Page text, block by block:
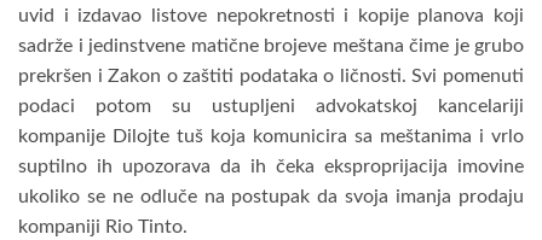
uvid i izdavao listove nepokretnosti i kopije planova koji
sadrže i jedinstvene matične brojeve meštana čime je grubo
prekršen i Zakon o zaštiti podataka o ličnosti. Svi pomenuti
podaci potom su ustupljeni advokatskoj kancelariji
kompanije Dilojte tuš koja komunicira sa meštanima i vrlo
suptilno ih upozorava da ih čeka eksproprijacija imovine
ukoliko se ne odluče na postupak da svoja imanja prodaju
kompaniji Rio Tinto.